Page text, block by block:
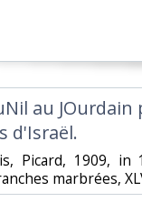
au
d'Israël.‎
Picard, 1909,
marbrées,